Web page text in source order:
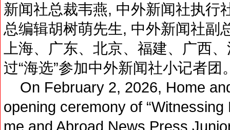
新闻社总裁韦燕, 中外新闻社执行
总编辑胡树萌先生, 中外新闻社副
上海、广东、北京、福建、广西
过“海选”参加中外新闻社小记者团
On February 2, 2026, Home
opening ceremony of
me and Abroad News Press